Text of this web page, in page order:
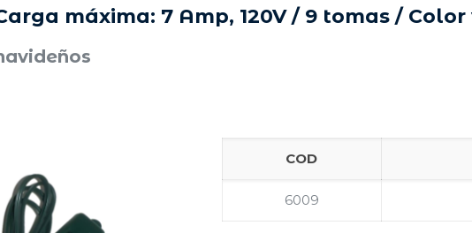
máxima: 7 Amp, 120V / 9 tomas /
COD
6009